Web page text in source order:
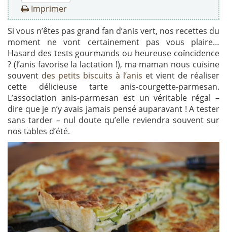
Imprimer
Si vous n’êtes pas grand fan d’anis vert, nos recettes du
moment ne vont certainement pas vous plaire…
Hasard des tests gourmands ou heureuse coïncidence
? (l’anis favorise la lactation !), ma maman nous cuisine
souvent des petits biscuits à l’anis et vient de réaliser
cette délicieuse tarte anis-courgette-parmesan.
L’association anis-parmesan est un véritable régal –
dire que je n’y avais jamais pensé auparavant ! A tester
sans tarder – nul doute qu’elle reviendra souvent sur
nos tables d’été.